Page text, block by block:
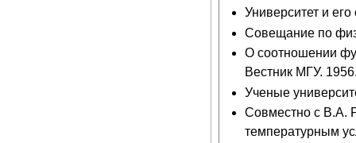
Университет и
Совещание по
О соотношении
Вестник МГУ.
Ученые
Совместно с В.А.
температурным